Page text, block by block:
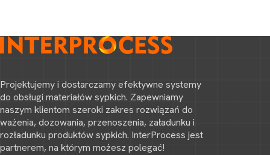
Projektujemy i dostarczamy efektywne systemy
do obsługi materiałów sypkich. Zapewniamy
naszym klientom szeroki zakres rozwiązań do
ważenia, dozowania, przenoszenia, załadunku i
rozładunku produktów sypkich. InterProcess jest
partnerem, na którym możesz polegać!